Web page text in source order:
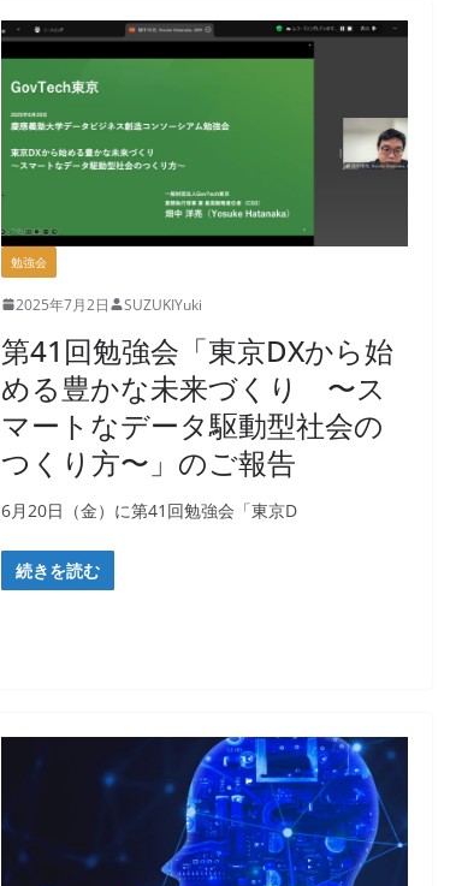
勉強会
2025年7月2日 SUZUKIYuki
第41回勉強会「東京DXから始
める豊かな未来づくり 〜ス
マートなデータ駆動型社会の
つくり方〜」のご報告
6月20日（金）に第41回勉強会「東京D
続きを読む